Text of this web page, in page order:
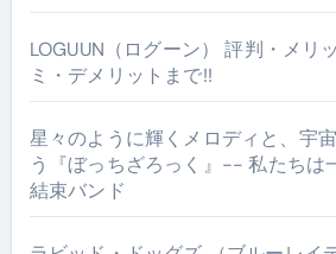
LOGUUN（ログーン） 評判・メリ
ミ・デメリットまで!!
星々のように輝くメロディと、宇
う『ぼっちざろっく』-- 私たち
結束バンド